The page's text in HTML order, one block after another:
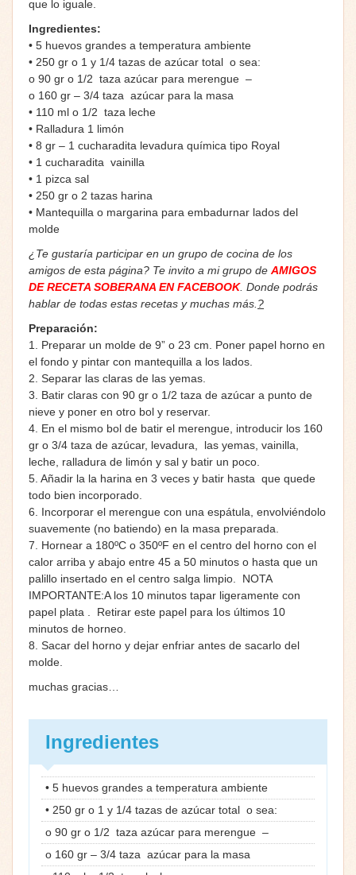
que lo iguale.
Ingredientes:
• 5 huevos grandes a temperatura ambiente
• 250 gr o 1 y 1/4 tazas de azúcar total o sea:
o 90 gr o 1/2 taza azúcar para merengue –
o 160 gr – 3/4 taza azúcar para la masa
• 110 ml o 1/2 taza leche
• Ralladura 1 limón
• 8 gr – 1 cucharadita levadura química tipo Royal
• 1 cucharadita vainilla
• 1 pizca sal
• 250 gr o 2 tazas harina
• Mantequilla o margarina para embadurnar lados del
molde
¿Te gustaría participar en un grupo de cocina de los
amigos de esta página? Te invito a mi grupo de AMIGOS
DE RECETA SOBERANA EN FACEBOOK. Donde podrás
hablar de todas estas recetas y muchas más. ?
Preparación:
1. Preparar un molde de 9” o 23 cm. Poner papel horno en
el fondo y pintar con mantequilla a los lados.
2. Separar las claras de las yemas.
3. Batir claras con 90 gr o 1/2 taza de azúcar a punto de
nieve y poner en otro bol y reservar.
4. En el mismo bol de batir el merengue, introducir los 160
gr o 3/4 taza de azúcar, levadura, las yemas, vainilla,
leche, ralladura de limón y sal y batir un poco.
5. Añadir la la harina en 3 veces y batir hasta que quede
todo bien incorporado.
6. Incorporar el merengue con una espátula, envolviéndolo
suavemente (no batiendo) en la masa preparada.
7. Hornear a 180ºC o 350ºF en el centro del horno con el
calor arriba y abajo entre 45 a 50 minutos o hasta que un
palillo insertado en el centro salga limpio. NOTA
IMPORTANTE:A los 10 minutos tapar ligeramente con
papel plata . Retirar este papel para los últimos 10
minutos de horneo.
8. Sacar del horno y dejar enfriar antes de sacarlo del
molde.
muchas gracias…
Ingredientes
• 5 huevos grandes a temperatura ambiente
• 250 gr o 1 y 1/4 tazas de azúcar total o sea:
o 90 gr o 1/2 taza azúcar para merengue –
o 160 gr – 3/4 taza azúcar para la masa